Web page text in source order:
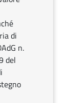
di
n.
del